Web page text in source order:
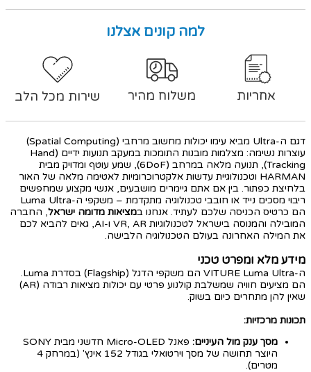
למה קונים אצלנו
אחריות משלוח מהיר שירות מכל הלב
דגם ה-Ultra מביא עימו יכולות מחשוב מרחבי (Spatial Computing)
עוצרות נשימה: מצלמות מובנות התומכות במעקב תנועות ידיים (Hand
Tracking), תנועה מלאה במרחב (6DoF), שמע עוטף ומדויק מבית
HARMAN וטכנולוגיית עדשות אלקטרוכרומיות לאטימה מלאה של האור
בלחיצת כפתור. בין אם אתם גיימרים מושבעים, אנשי מקצוע שמחפשים
ריבוי מסכים נייד או חובבי טכנולוגיה מתקדמת – משקפי ה-Luma Ultra
הם כרטיס הכניסה שלכם לעתיד. אנחנו במציאות מדומה ישראל, החברה
המובילה והמנוסה בישראל לטכנולוגיות VR, AR ו-AI, גאים להביא לכם
את המילה האחרונה בעולם הטכנולוגיה הלבישה.
מידע מלא ומפרט טכני
ה-VITURE Luma Ultra הם משקפי הדגל (Flagship) בסדרת Luma.
הם מציעים חוויה שמשלבת קולנוע פרטי עם יכולות מציאות רבודה (AR)
שאין להן מתחרים כיום בשוק.
תכונות מרכזיות:
מסך ענק מול העיניים:
פאנל Micro-OLED חדשני מבית SONY
היוצר תחושה של מסך וירטואלי בגודל 152 אינץ' (במרחק 4
מטרים).